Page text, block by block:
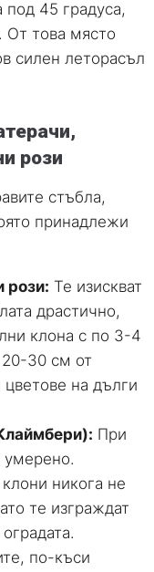
под 45 градуса,
От това място
силен леторасъл
рози
стъбла,
принадлежи
рози: Те изискват
драстично,
клона с по 3-4
20-30 см от
цветове на дълги
При
умерено.
никога не
те изграждат
по-къси